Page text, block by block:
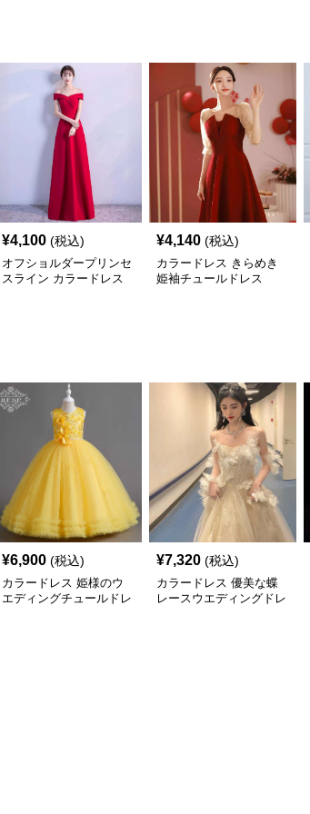
¥4,100 (税込)
オフショルダープリンセ
スライン カラードレス
¥4,140 (税込)
カラードレス きらめき
姫袖チュールドレス
¥6,900 (税込)
カラードレス 姫様のウ
エディングチュールドレ
¥7,320 (税込)
カラードレス 優美な蝶
レースウエディングドレ